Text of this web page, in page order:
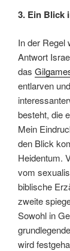
3. Ein Blick
In der Regel
Antwort
das
entlarven
besteht, die
Mein
den Blick
Heidentum.
vom
biblische
zweite
Sowohl in
wird